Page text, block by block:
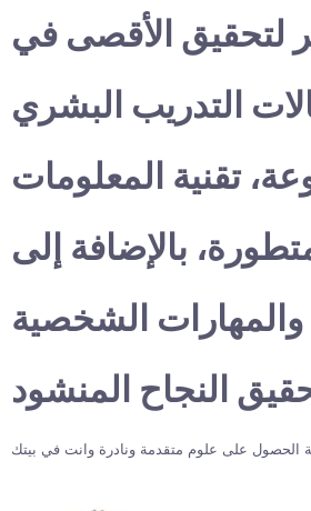
لتحقيق الأقصى في
التدريب البشري
تقنية المعلومات
بالإضافة إلى
والمهارات الشخصية
على علوم متقدمة ونادرة وانت في بيتك